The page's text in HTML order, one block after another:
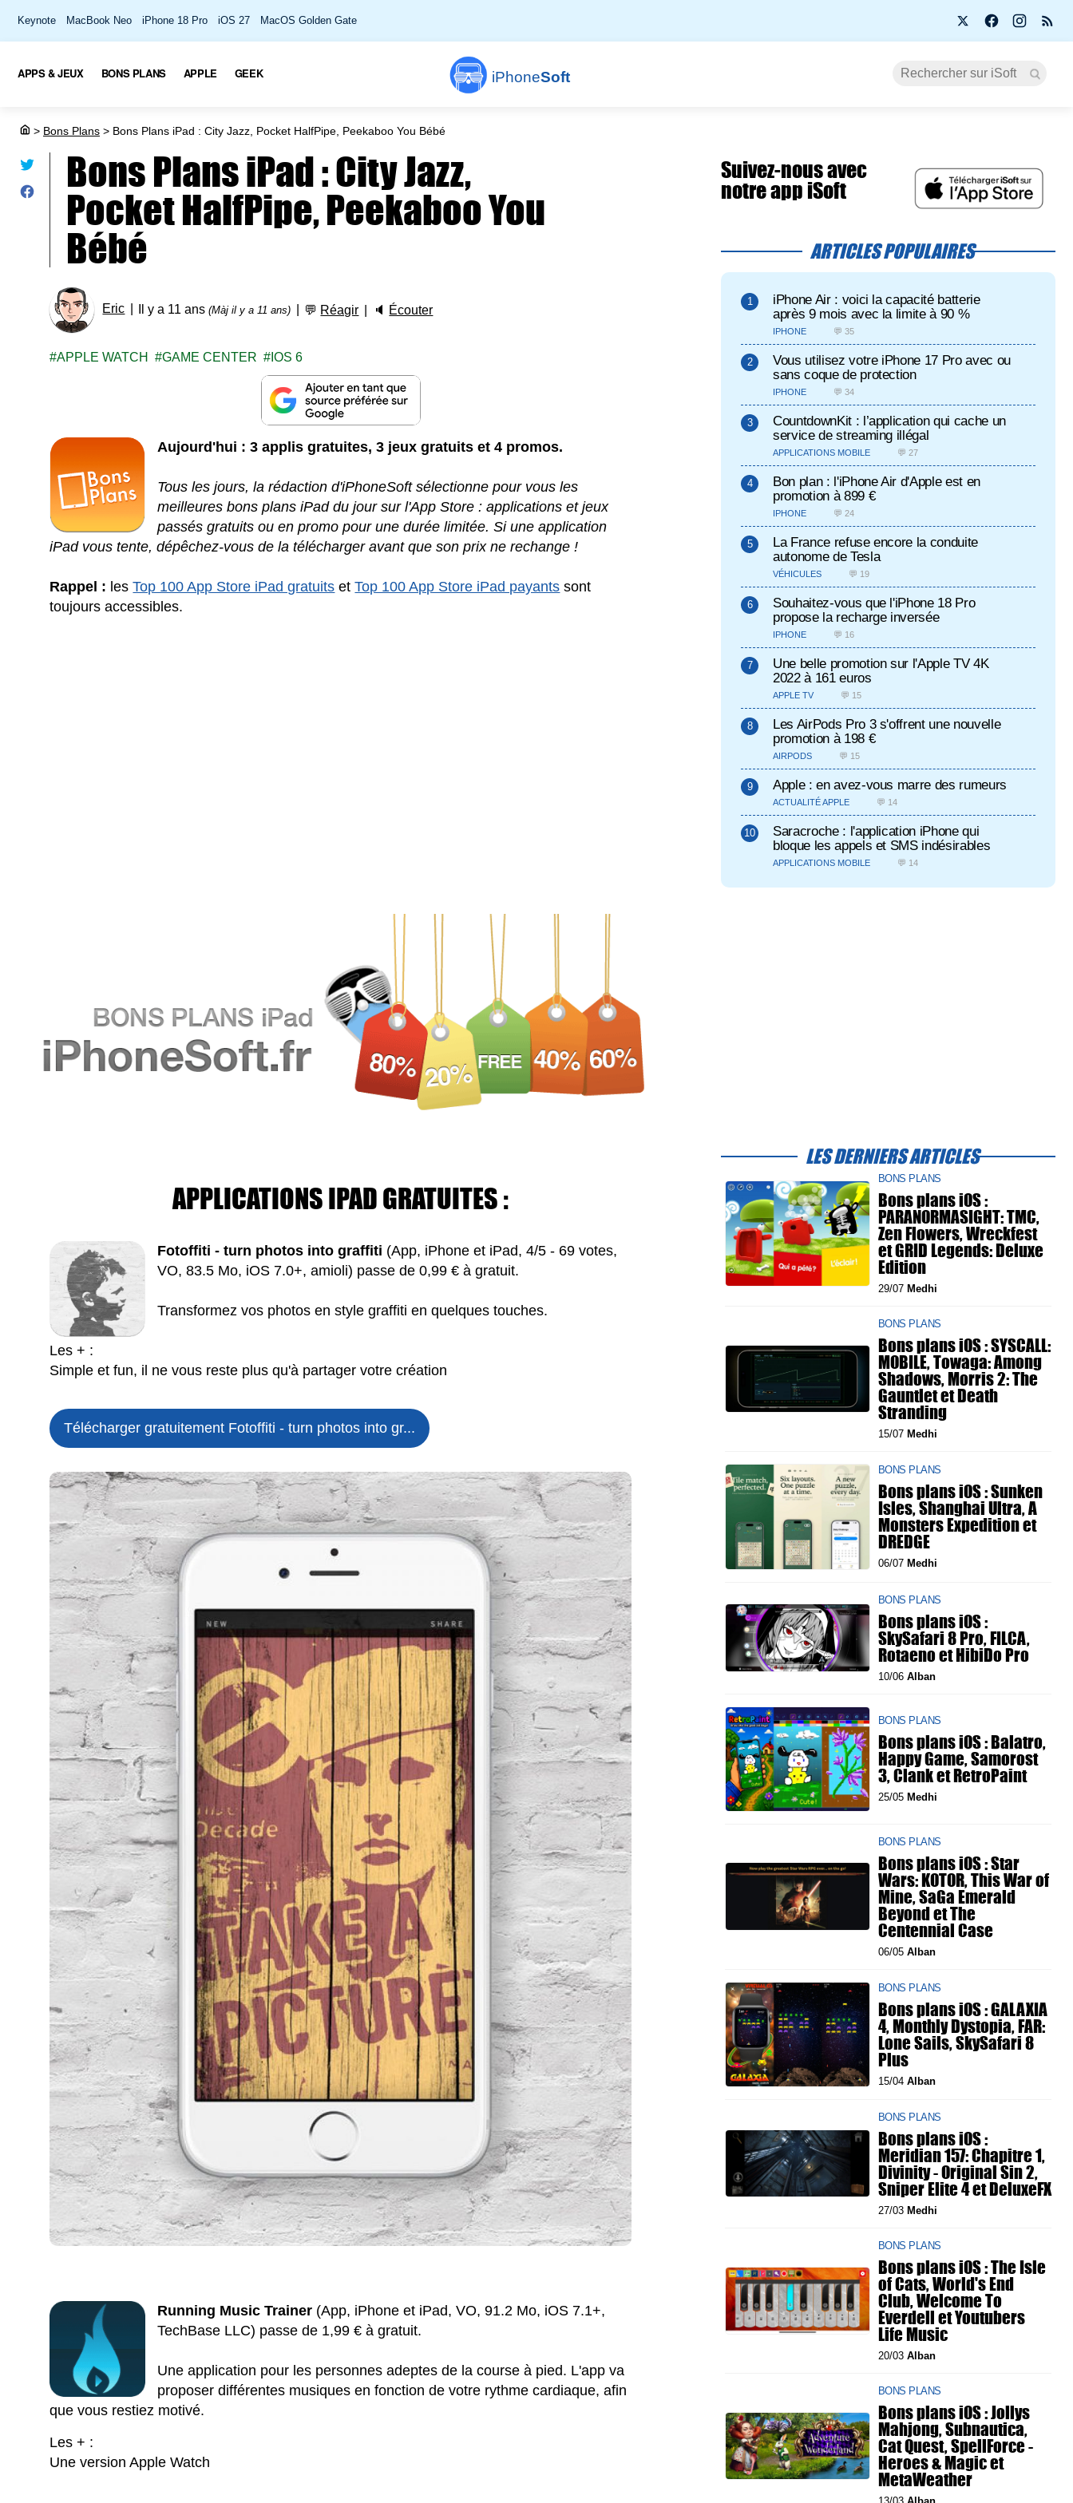
Keynote MacBook Neo iPhone 18 Pro iOS 27 MacOS Golden Gate
iPhoneSoft
APPS & JEUX BONS PLANS APPLE GEEK
> Bons Plans > Bons Plans iPad : City Jazz, Pocket HalfPipe, Peekaboo You Bébé
Bons Plans iPad : City Jazz,
Pocket HalfPipe, Peekaboo You
Bébé
Eric Il y a 11 ans(Màj il y a 11 ans) 💬 Réagir 🔈 Écouter
APPLE WATCH GAME CENTER IOS 6
Aujourd'hui : 3 applis gratuites, 3 jeux gratuits et 4 promos.
Tous les jours, la rédaction d'iPhoneSoft sélectionne pour vous les
meilleures bons plans iPad du jour sur l'App Store : applications et jeux
passés gratuits ou en promo pour une durée limitée. Si une application
iPad vous tente, dépêchez-vous de la télécharger avant que son prix ne rechange !
Rappel : lesTop 100 App Store iPad gratuits etTop 100 App Store iPad payants sont
toujours accessibles.
APPLICATIONS IPAD GRATUITES :
Fotoffiti - turn photos into graffiti (App, iPhone et iPad, 4/5 - 69 votes,
VO, 83.5 Mo, iOS 7.0+, amioli) passe de 0,99 € à gratuit.
Transformez vos photos en style graffiti en quelques touches.
Les + :
Simple et fun, il ne vous reste plus qu'à partager votre création
Télécharger gratuitement Fotoffiti - turn photos into gr...
Running Music Trainer (App, iPhone et iPad, VO, 91.2 Mo, iOS 7.1+,
TechBase LLC) passe de 1,99 € à gratuit.
Une application pour les personnes adeptes de la course à pied. L'app va
proposer différentes musiques en fonction de votre rythme cardiaque, afin
que vous restiez motivé.
Les + :
Une version Apple Watch
Suivez-nous avec
notre app iSoft
ARTICLES POPULAIRES
iPhone Air : voici la capacité batterie
après 9 mois avec la limite à 90 %
IPHONE 💬 35
Vous utilisez votre iPhone 17 Pro avec ou
sans coque de protection
IPHONE 💬 34
CountdownKit : l’application qui cache un
service de streaming illégal
APPLICATIONS MOBILE 💬 27
Bon plan : l'iPhone Air d'Apple est en
promotion à 899 €
IPHONE 💬 24
La France refuse encore la conduite
autonome de Tesla
VÉHICULES 💬 19
Souhaitez-vous que l'iPhone 18 Pro
propose la recharge inversée
IPHONE 💬 16
Une belle promotion sur l'Apple TV 4K
2022 à 161 euros
APPLE TV 💬 15
Les AirPods Pro 3 s'offrent une nouvelle
promotion à 198 €
AIRPODS 💬 15
Apple : en avez-vous marre des rumeurs
ACTUALITÉ APPLE 💬 14
Saracroche : l'application iPhone qui
bloque les appels et SMS indésirables
APPLICATIONS MOBILE 💬 14
LES DERNIERS ARTICLES
BONS PLANS
Bons plans iOS :
PARANORMASIGHT: TMC,
Zen Flowers, Wreckfest
et GRID Legends: Deluxe
Edition
29/07 Medhi
BONS PLANS
Bons plans iOS : SYSCALL:
MOBILE, Towaga: Among
Shadows, Morris 2: The
Gauntlet et Death
Stranding
15/07 Medhi
BONS PLANS
Bons plans iOS : Sunken
Isles, Shanghai Ultra, A
Monsters Expedition et
DREDGE
06/07 Medhi
BONS PLANS
Bons plans iOS :
SkySafari 8 Pro, FILCA,
Rotaeno et HibiDo Pro
10/06 Alban
BONS PLANS
Bons plans iOS : Balatro,
Happy Game, Samorost
3, Clank et RetroPaint
25/05 Medhi
BONS PLANS
Bons plans iOS : Star
Wars: KOTOR, This War of
Mine, SaGa Emerald
Beyond et The
Centennial Case
06/05 Alban
BONS PLANS
Bons plans iOS : GALAXIA
4, Monthly Dystopia, FAR:
Lone Sails, SkySafari 8
Plus
15/04 Alban
BONS PLANS
Bons plans iOS :
Meridian 157: Chapitre 1,
Divinity - Original Sin 2,
Sniper Elite 4 et DeluxeFX
27/03 Medhi
BONS PLANS
Bons plans iOS : The Isle
of Cats, World's End
Club, Welcome To
Everdell et Youtubers
Life Music
20/03 Alban
BONS PLANS
Bons plans iOS : Jollys
Mahjong, Subnautica,
Cat Quest, SpellForce -
Heroes & Magic et
MetaWeather